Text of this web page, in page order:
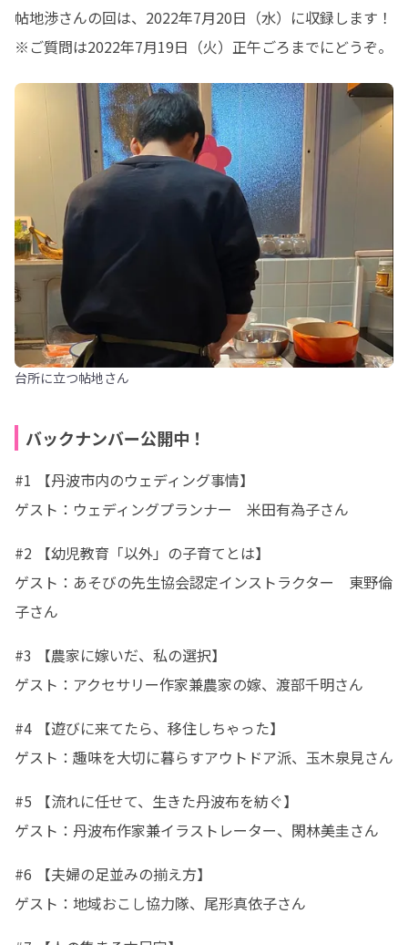
帖地渉さんの回は、2022年7月20日（水）に収録します！
※ご質問は2022年7月19日（火）正午ごろまでにどうぞ。
台所に立つ帖地さん
バックナンバー公開中！
#1 【丹波市内のウェディング事情】
ゲスト：ウェディングプランナー　米田有為子さん
#2 【幼児教育「以外」の子育てとは】
ゲスト：あそびの先生協会認定インストラクター　東野倫
子さん
#3 【農家に嫁いだ、私の選択】
ゲスト：アクセサリー作家兼農家の嫁、渡部千明さん
#4 【遊びに来てたら、移住しちゃった】
ゲスト：趣味を大切に暮らすアウトドア派、玉木泉見さん
#5 【流れに任せて、生きた丹波布を紡ぐ】
ゲスト：丹波布作家兼イラストレーター、閑林美圭さん
#6 【夫婦の足並みの揃え方】
ゲスト：地域おこし協力隊、尾形真依子さん